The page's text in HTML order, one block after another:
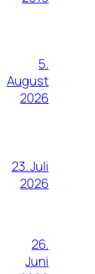
5.
August
2026
23. Juli
2026
26.
Juni